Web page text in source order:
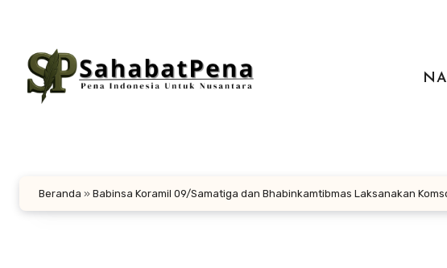
konten
Beranda » Babinsa Koramil 09/Samatiga dan Bhabinkamtibmas Laksanakan